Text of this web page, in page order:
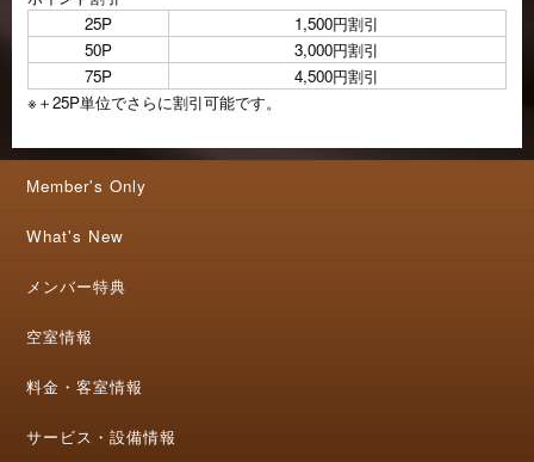
25P
1,500円割引
50P
3,000円割引
75P
4,500円割引
※＋25P単位でさらに割引可能です。
Member's Only
What's New
メンバー特典
空室情報
料金・客室情報
サービス・設備情報